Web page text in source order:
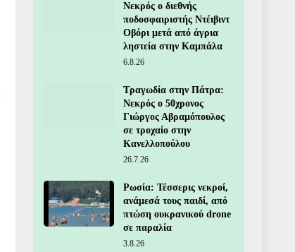
Νεκρός ο διεθνής
ποδοσφαιριστής Ντέιβιντ
Οβόρι μετά από άγρια
ληστεία στην Καμπάλα
6.8.26
Τραγωδία στην Πάτρα:
Νεκρός ο 50χρονος
Γιώργος Αβραμόπουλος
σε τροχαίο στην
Κανελλοπούλου
26.7.26
Ρωσία: Τέσσερις νεκροί,
ανάμεσά τους παιδί, από
πτώση ουκρανικού drone
σε παραλία
3.8.26